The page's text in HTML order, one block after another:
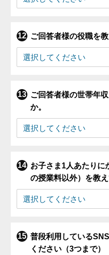
ご回答者様の役職を
ご回答者様の世帯年
か。
お子さま1人あたりに
の授業料以外）を教え
普段利用している
ください（3つまで）